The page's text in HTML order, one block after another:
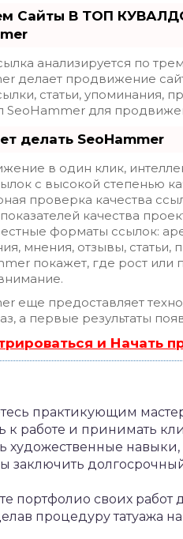
Сайты В ТОП
анализируется по
делает продвижение
статьи, упоминания,
SeoHammer для
делать SeoHammer
в один клик,
с высокой степенью
проверка качества
качества
форматы ссылок:
мнения, отзывы, статьи,
покажет, где рост или
еще предоставляет
а первые результаты
и Начать
практикующим
к работе и принимать
художественные
заключить
портфолио своих работ
процедуру татуажа